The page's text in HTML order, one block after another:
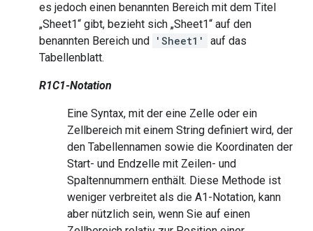
es jedoch einen benannten Bereich mit dem Titel
„Sheet1“ gibt, bezieht sich „Sheet1“ auf den
benannten Bereich und 'Sheet1'
auf das
Tabellenblatt.
R1C1-Notation
Eine Syntax, mit der eine Zelle oder ein
Zellbereich mit einem String definiert wird, der
den Tabellennamen sowie die Koordinaten der
Start- und Endzelle mit Zeilen- und
Spaltennummern enthält. Diese Methode ist
weniger verbreitet als die A1-Notation, kann
aber nützlich sein, wenn Sie auf einen